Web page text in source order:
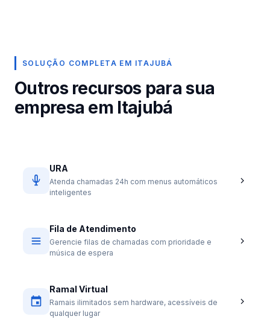
SOLUÇÃO COMPLETA EM ITAJUBÁ
Outros recursos para sua
empresa em Itajubá
URA
Atenda chamadas 24h com menus automáticos
inteligentes
Fila de Atendimento
Gerencie filas de chamadas com prioridade e
música de espera
Ramal Virtual
Ramais ilimitados sem hardware, acessíveis de
qualquer lugar